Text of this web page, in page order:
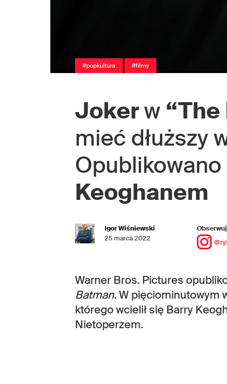
#popkultura #filmy
Jokerw
mieć dłuższy
Keoghanem
Igor Wiśniewski
25 marca 2022
Warner Bros. Pictures
Batman. W pięciominutowym
którego wcielił się Barry
Nietoperzem.